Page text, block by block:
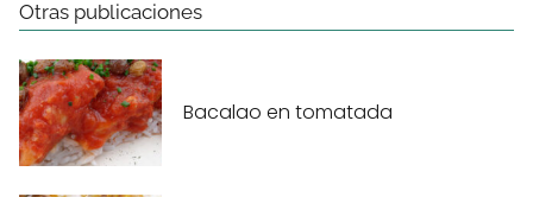
Otras publicaciones
Bacalao en tomatada